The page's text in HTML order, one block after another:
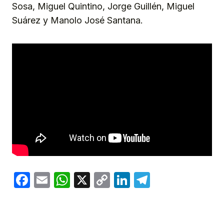
Sosa, Miguel Quintino, Jorge Guillén, Miguel
Suárez y Manolo José Santana.
Facebook
EmailWhatsApp
X
CopyLinkedIn